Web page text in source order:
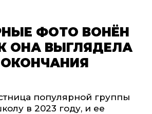
ФОТО ВОНЁН
ОНА ВЫГЛЯДЕЛА
популярной группы
в 2023 году, и ее